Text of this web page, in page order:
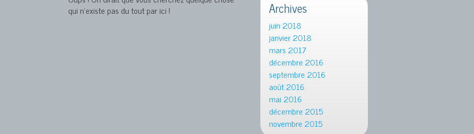
qui n’existe pas du tout par ici !
Archives
juin 2018
janvier 2018
mars 2017
décembre 2016
septembre 2016
août 2016
mai 2016
décembre 2015
novembre 2015